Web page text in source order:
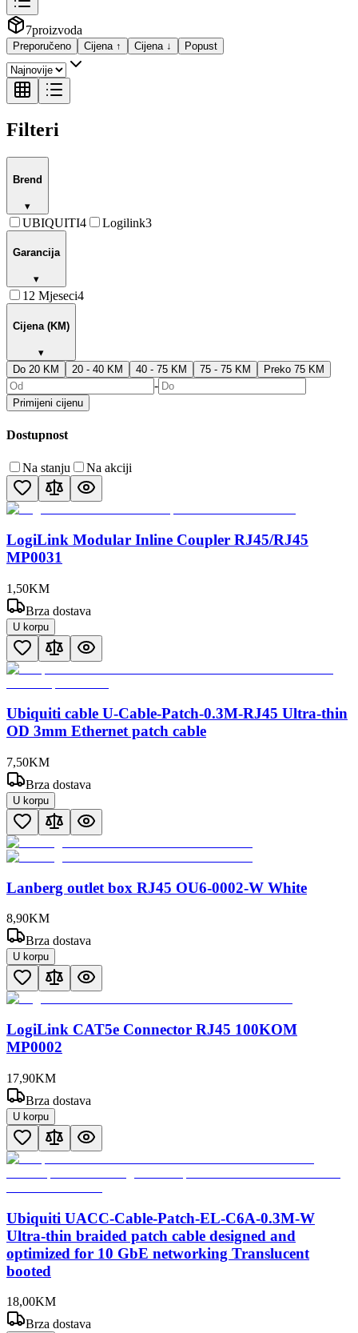
7proizvoda
Preporučeno Cijena ↑ Cijena ↓ Popust
Filteri
Brend
▾
UBIQUITI4 Logilink3
Garancija
▾
12 Mjeseci4
Cijena (KM)
▾
Do 20 KM
20 - 40 KM 40 - 75 KM 75 - 75 KM Preko 75 KM
-
Primijeni cijenu
Dostupnost
Na stanju Na akciji
LogiLink Modular Inline Coupler RJ45/RJ45
MP0031
1 ,50KM
Brza dostava
U korpu
Ubiquiti cable U-Cable-Patch-0.3M-RJ45 Ultra-thin
OD 3mm Ethernet patch cable
7,50KM
Brza dostava
U korpu
Lanberg outlet box RJ45 OU6-0002-W White
8,90KM
Brza dostava
U korpu
LogiLink CAT5e Connector RJ45 100KOM
MP0002
17,90KM
Brza dostava
U korpu
Ubiquiti UACC-Cable-Patch-EL-C6A-0.3M-W
Ultra-thin braided patch cable designed and
optimized for 10 GbE networking Translucent
booted
18,00KM
Brza dostava